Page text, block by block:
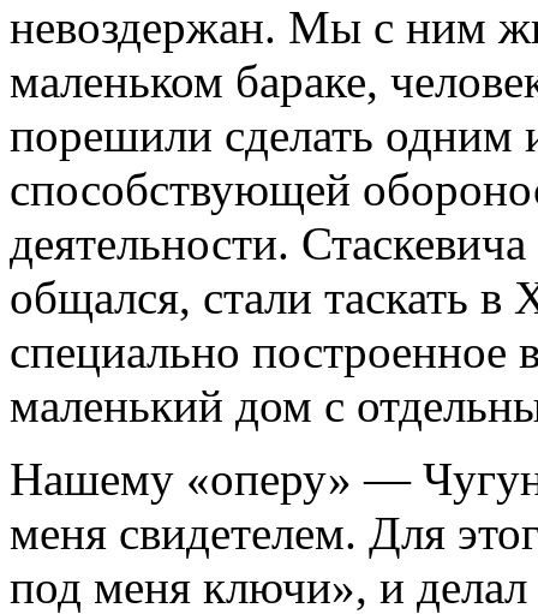
невоздержан. Мы с ним
маленьком бараке,
порешили сделать одним
способствующей
деятельности.
общался, стали таскать
специально построенное
маленький дом с
Нашему «оперу» —
меня свидетелем. Для
под меня ключи», и